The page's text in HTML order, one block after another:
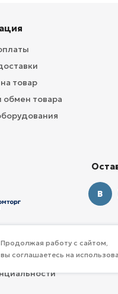
товар
обмен товара
Продолжая работу с сайтом,
вы соглашаетесь на